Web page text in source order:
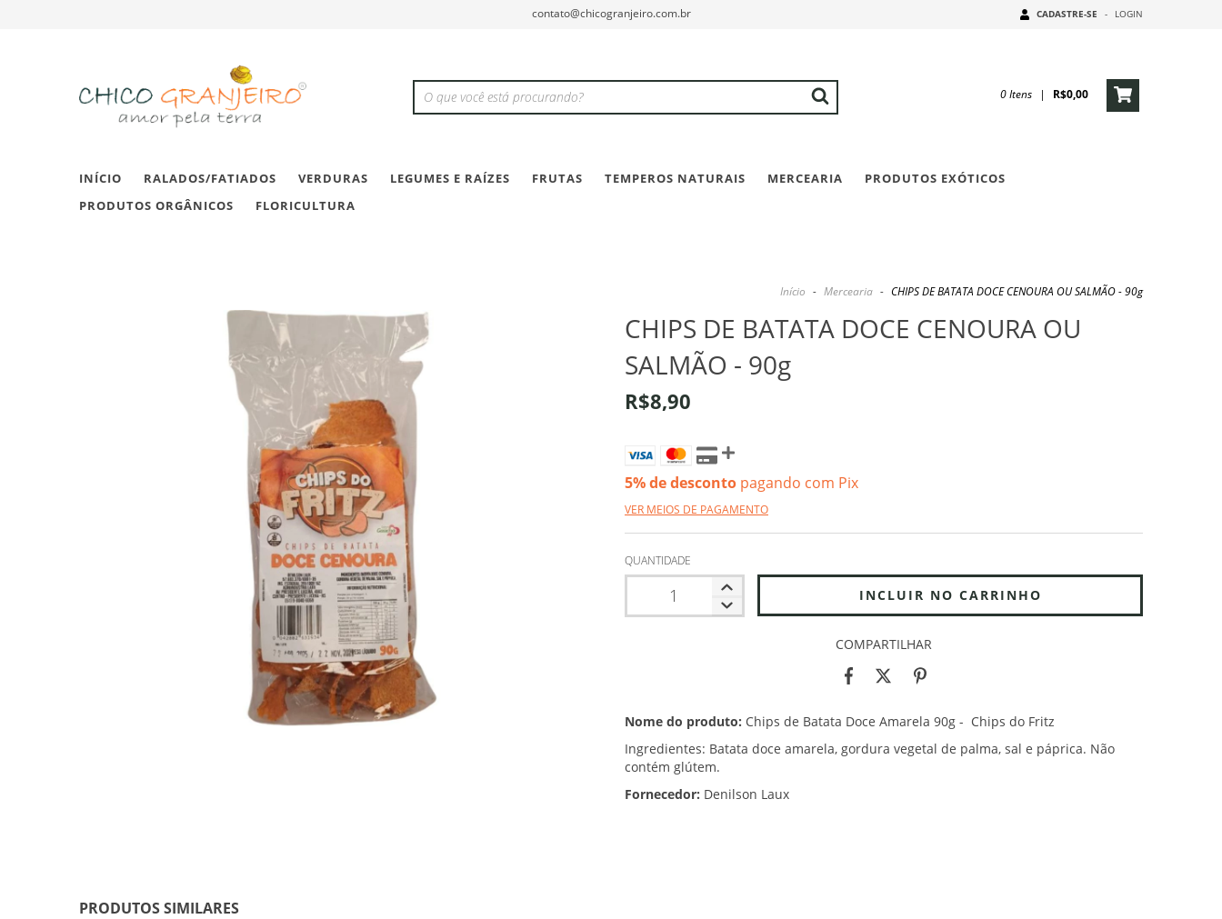
contato@chicogranjeiro.com.br CADASTRE-SE - LOGIN
0Itens | R$0,00
INÍCIO RALADOS/FATIADOS VERDURAS LEGUMES E RAÍZES FRUTAS TEMPEROS NATURAIS MERCEARIA
PRODUTOS EXÓTICOS
PRODUTOS ORGÂNICOS
FLORICULTURA
Início - Mercearia - CHIPS DE BATATA DOCE CENOURA OU SALMÃO - 90g
CHIPS DE BATATA DOCE CENOURA OU
SALMÃO - 90g
R$8,90
5% de desconto pagando com Pix
VER MEIOS DE PAGAMENTO
QUANTIDADE
COMPARTILHAR
Nome do produto: Chips de Batata Doce Amarela 90g - Chips do Fritz
Ingredientes: Batata doce amarela, gordura vegetal de palma, sal e páprica. Não
contém glútem.
Fornecedor: Denilson Laux
PRODUTOS SIMILARES